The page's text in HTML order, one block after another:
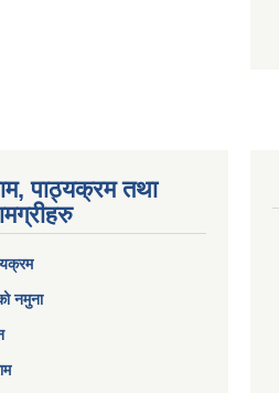
पाठ्यक्रम तथा
नमुना